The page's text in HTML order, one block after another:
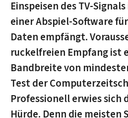
Einspeisen des TV-
einer Abspiel-Software
Daten empfängt.
ruckelfreien Empfang ist
Bandbreite von
Test der
Professionell erwies sich
Hürde. Denn die meisten